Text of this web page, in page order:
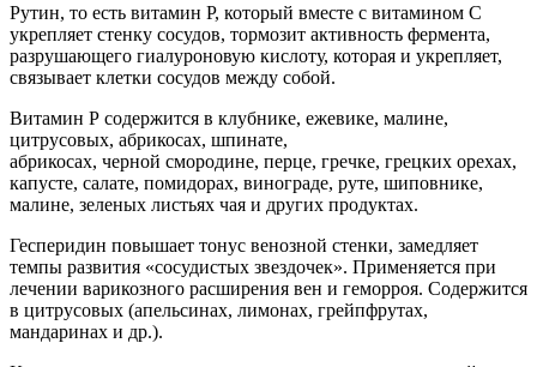
Рутин, то есть витамин Р, который вместе с витамином С
укрепляет стенку сосудов, тормозит активность фермента,
разрушающего гиалуроновую кислоту, которая и укрепляет,
связывает клетки сосудов между собой.
Витамин Р содержится в клубнике, ежевике, малине,
цитрусовых, абрикосах, шпинате,
абрикосах, черной смородине, перце, гречке, грецких орехах,
капусте, салате, помидорах, винограде, руте, шиповнике,
малине, зеленых листьях чая и других продуктах.
Гесперидин повышает тонус венозной стенки, замедляет
темпы развития «сосудистых звездочек». Применяется при
лечении варикозного расширения вен и геморроя. Содержится
в цитрусовых (апельсинах, лимонах, грейпфрутах,
мандаринах и др.).